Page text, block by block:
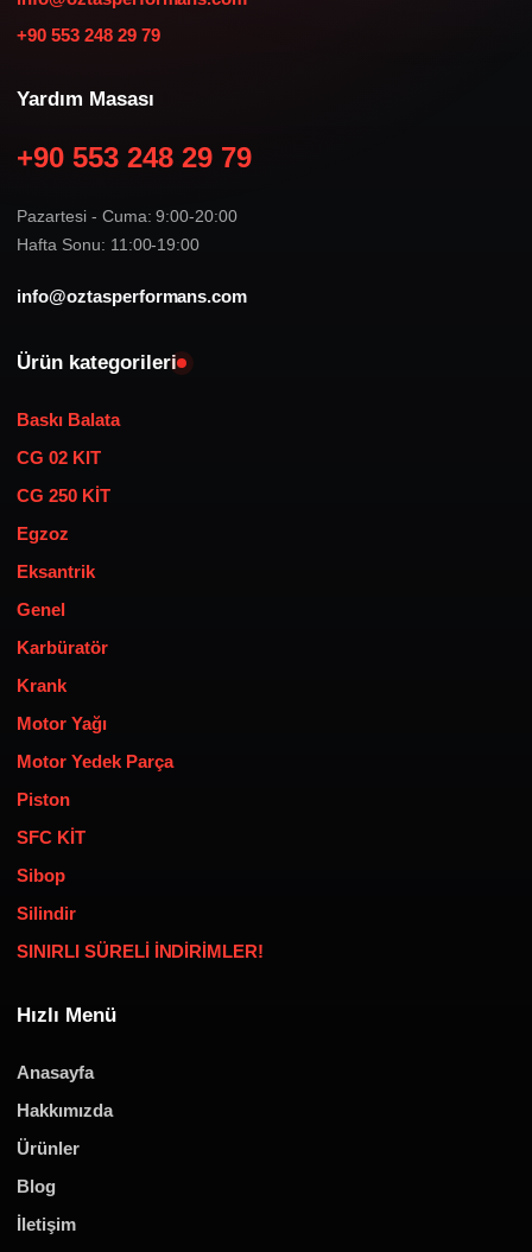
+90 553 248 29 79
Yardım Masası
+90 553 248 29 79
Pazartesi - Cuma: 9:00-20:00
Hafta Sonu: 11:00-19:00
info@oztasperformans.com
Ürün kategorileri
Baskı Balata
CG 02 KIT
CG 250 KİT
Egzoz
Eksantrik
Genel
Karbüratör
Krank
Motor Yağı
Motor Yedek Parça
Piston
SFC KİT
Sibop
Silindir
SINIRLI SÜRELİ İNDİRİMLER!
Hızlı Menü
Anasayfa
Hakkımızda
Ürünler
Blog
İletişim